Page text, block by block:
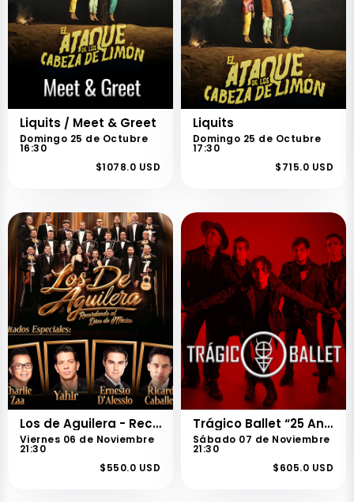
Liquits / Meet & Greet
Domingo 25 de Octubre
16:30
$1078.0 USD
Liquits
Domingo 25 de Octubre
17:30
$715.0 USD
Los de Aguilera - Recordando al Divo de México
Viernes 06 de Noviembre
21:30
$550.0 USD
Trágico Ballet “25 Aniversario”
Sábado 07 de Noviembre
21:30
$605.0 USD